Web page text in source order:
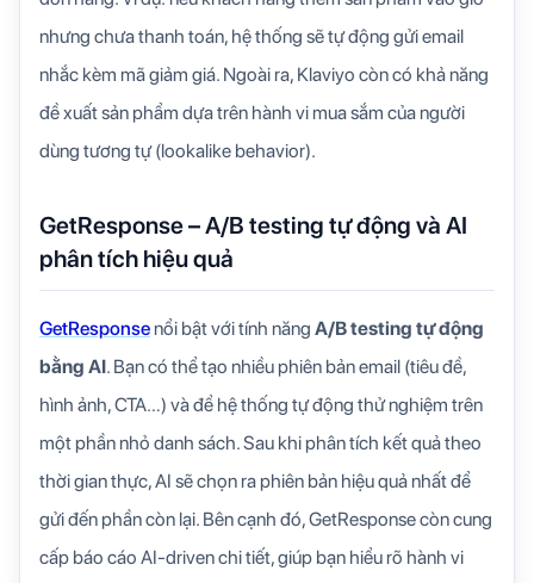
nhưng chưa thanh toán, hệ thống sẽ tự động gửi email
nhắc kèm mã giảm giá. Ngoài ra, Klaviyo còn có khả năng
đề xuất sản phẩm dựa trên hành vi mua sắm của người
dùng tương tự (lookalike behavior).
GetResponse – A/B testing tự động và AI
phân tích hiệu quả
GetResponse nổi bật với tính năng A/B testing tự động
bằng AI. Bạn có thể tạo nhiều phiên bản email (tiêu đề,
hình ảnh, CTA…) và để hệ thống tự động thử nghiệm trên
một phần nhỏ danh sách. Sau khi phân tích kết quả theo
thời gian thực, AI sẽ chọn ra phiên bản hiệu quả nhất để
gửi đến phần còn lại. Bên cạnh đó, GetResponse còn cung
cấp báo cáo AI-driven chi tiết, giúp bạn hiểu rõ hành vi